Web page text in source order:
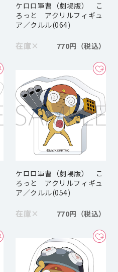
ケロロ軍曹（劇場版） こ
ろっと アクリルフィギュ
ア／クルル(064)
在庫× 770円
ケロロ軍曹（劇場版） こ
ろっと アクリルフィギュ
ア／クルル(054)
在庫× 770円